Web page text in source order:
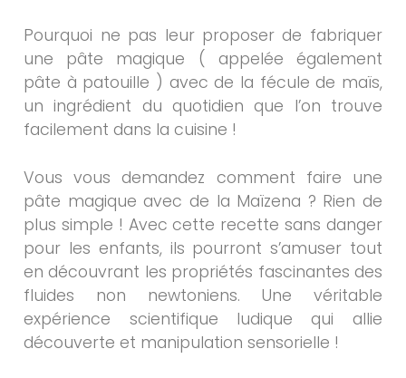
Pourquoi ne pas leur proposer de fabriquer
une pâte magique ( appelée également
pâte à patouille ) avec de la fécule de maïs,
un ingrédient du quotidien que l’on trouve
facilement dans la cuisine !
Vous vous demandez comment faire une
pâte magique avec de la Maïzena ? Rien de
plus simple ! Avec cette recette sans danger
pour les enfants, ils pourront s’amuser tout
en découvrant les propriétés fascinantes des
fluides non newtoniens. Une véritable
expérience scientifique ludique qui allie
découverte et manipulation sensorielle !